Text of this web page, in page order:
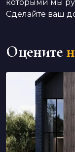
которыми мы
Сделайте ваш
Оцените